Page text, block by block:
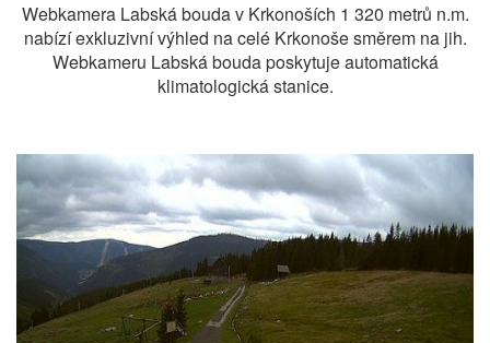
Webkamera Labská bouda v Krkonoších 1 320 metrů n.m.
nabízí exkluzivní výhled na celé Krkonoše směrem na jih.
Webkameru Labská bouda poskytuje automatická
klimatologická stanice.